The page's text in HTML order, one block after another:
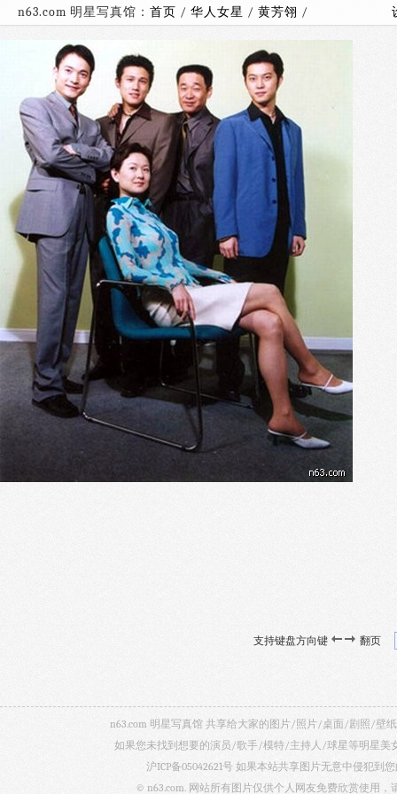
n63.com 明星写真馆： 首页 / 华人女星 / 黄芳翎 /
支持键盘方向键 翻页
n63.com 明星写真馆 共享给大家的图片/照片/桌面/剧照/壁
如果您未找到想要的演员/歌手/模特/主持人/球星等明星美
沪ICP备05042621号 如果本站共享图片无意中侵犯到
© n63.com. 网站所有图片仅供个人网友免费欣赏使用